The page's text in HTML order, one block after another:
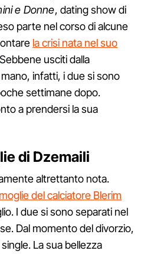
e Donne, dating show di
parte nel corso di alcune
la crisi nata nel suo
usciti dalla
infatti, i due si sono
settimane dopo.
a prendersi la sua
di Dzemaili
altrettanto nota.
del calciatore Blerim
I due si sono separati nel
Dal momento del divorzio,
La sua bellezza